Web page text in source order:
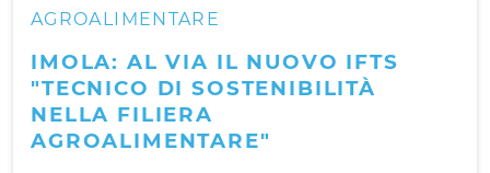
AGROALIMENTARE
IMOLA: AL VIA IL NUOVO IFTS
"TECNICO DI SOSTENIBILITÀ
NELLA FILIERA
AGROALIMENTARE"